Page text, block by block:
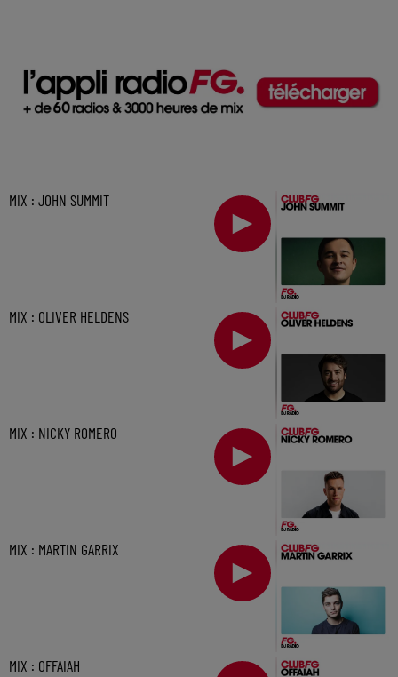
MIX : JOHN SUMMIT
MIX : OLIVER HELDENS
MIX : NICKY ROMERO
MIX : MARTIN GARRIX
MIX : OFFAIAH